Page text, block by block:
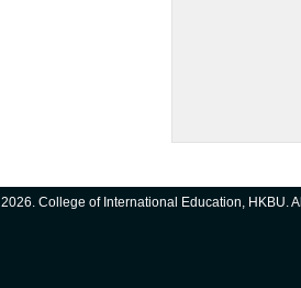
2026. College of International Education, HKBU.